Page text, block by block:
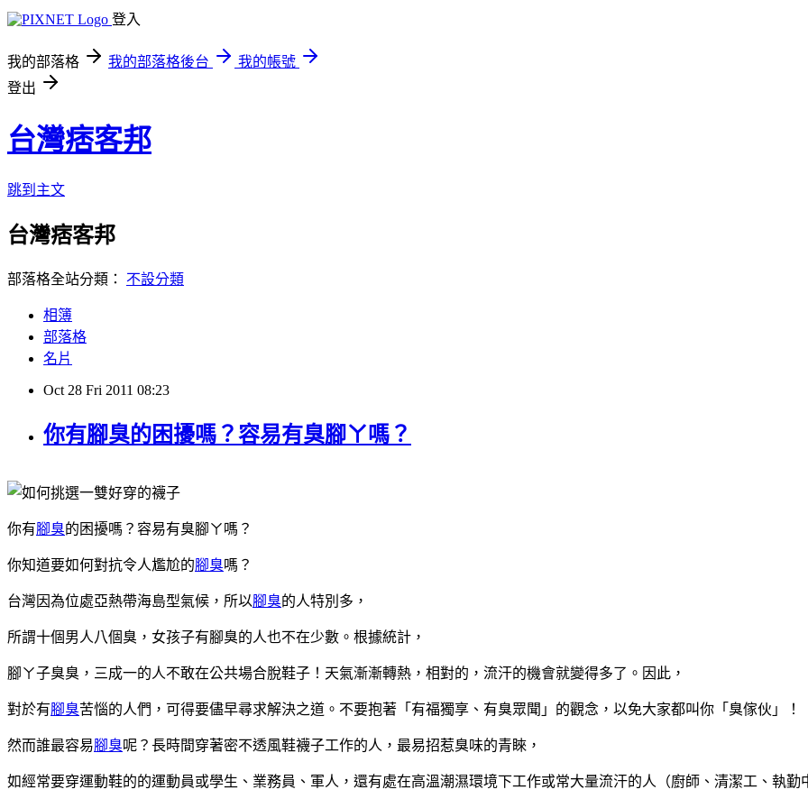
登入
我的部落格 我的部落格後台
我的帳號
登出
台灣痞客邦
跳到主文
台灣痞客邦
部落格全站分類： 不設分類
相簿
部落格
名片
Oct 28 Fri 2011 08:23
你有腳臭的困擾嗎？容易有臭腳ㄚ嗎？
你有腳臭的困擾嗎？容易有臭腳ㄚ嗎？
你知道要如何對抗令人尷尬的腳臭嗎？
台灣因為位處亞熱帶海島型氣候，所以腳臭的人特別多，
所謂十個男人八個臭，女孩子有腳臭的人也不在少數。根據統計，
腳ㄚ子臭臭，三成一的人不敢在公共場合脫鞋子！天氣漸漸轉熱，相對的，流汗的機會就變得多了。因此，
對於有腳臭苦惱的人們，可得要儘早尋求解決之道。不要抱著「有福獨享、有臭眾聞」的觀念，以免大家都叫你「臭傢伙」！
然而誰最容易腳臭呢？長時間穿著密不透風鞋襪子工作的人，最易招惹臭味的青睞，
如經常要穿運動鞋的的運動員或學生、業務員、軍人，還有處在高溫潮濕環境下工作或常大量流汗的人（廚師、清潔工、執勤